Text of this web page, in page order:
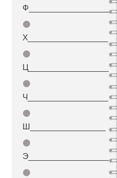
Ф_________________
⚫
Х_________________
⚫
Ц_________________
⚫
Ч_________________
⚫
Ш________________
⚫
Э_________________
⚫